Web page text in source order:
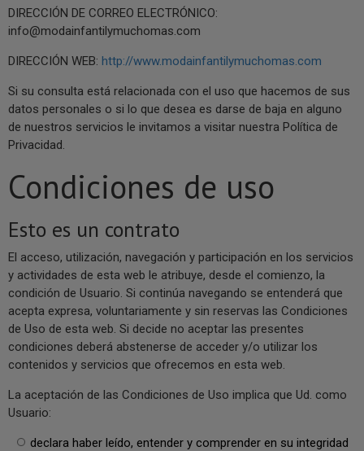
DIRECCIÓN DE CORREO ELECTRÓNICO:
info@modainfantilymuchomas.com
DIRECCIÓN WEB: http://www.modainfantilymuchomas.com
Si su consulta está relacionada con el uso que hacemos de sus
datos personales o si lo que desea es darse de baja en alguno
de nuestros servicios le invitamos a visitar nuestra Política de
Privacidad.
Condiciones de uso
Esto es un contrato
El acceso, utilización, navegación y participación en los servicios
y actividades de esta web le atribuye, desde el comienzo, la
condición de Usuario. Si continúa navegando se entenderá que
acepta expresa, voluntariamente y sin reservas las Condiciones
de Uso de esta web. Si decide no aceptar las presentes
condiciones deberá abstenerse de acceder y/o utilizar los
contenidos y servicios que ofrecemos en esta web.
La aceptación de las Condiciones de Uso implica que Ud. como
Usuario:
declara haber leído, entender y comprender en su integridad